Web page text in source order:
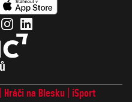
Hráči na Blesku
iSport